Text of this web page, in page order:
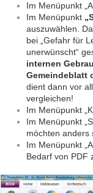
Im Menüpunkt
Im Menüpunkt
auszuwählen.
bei „Gefahr für
unerwünscht“
internen
Gemeindeblatt
dient dann vor
vergleichen!
Im Menüpunkt
Im Menüpunkt
möchten anders
Im Menüpunkt
Bedarf von PDF